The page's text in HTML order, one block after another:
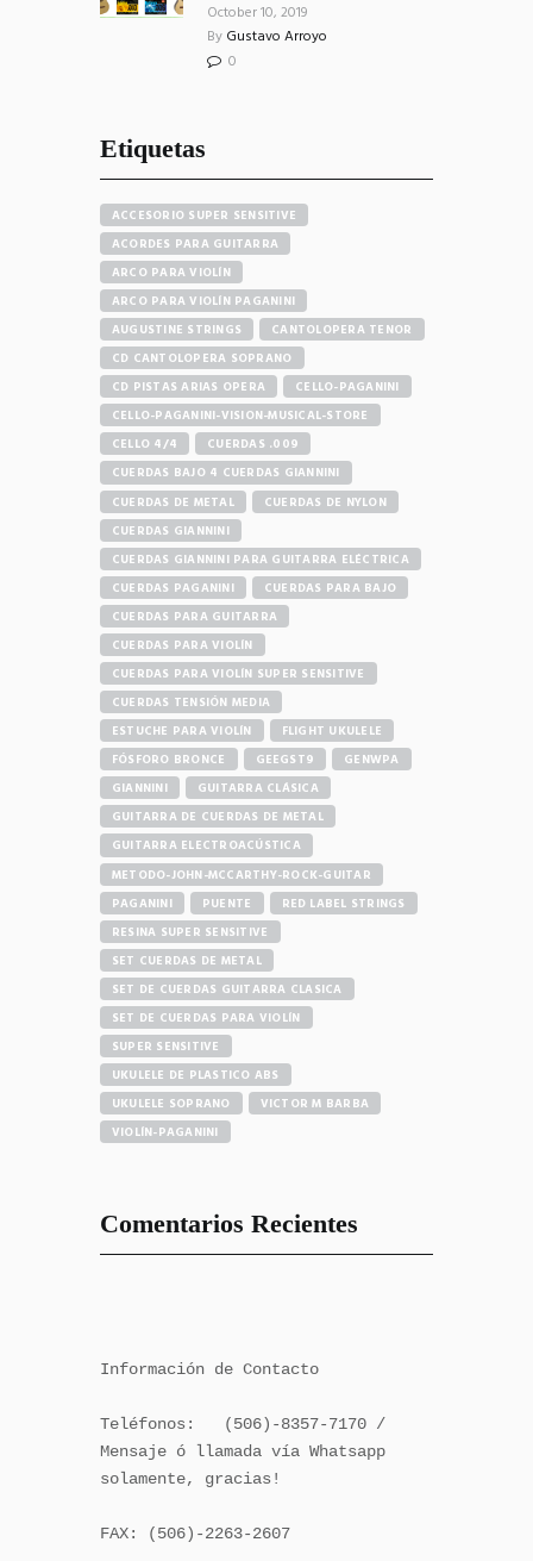
October 10, 2019
By Gustavo Arroyo
0
Etiquetas
ACCESORIO SUPER SENSITIVE
ACORDES PARA GUITARRA
ARCO PARA VIOLÍN
ARCO PARA VIOLÍN PAGANINI
AUGUSTINE STRINGS
CANTOLOPERA TENOR
CD CANTOLOPERA SOPRANO
CD PISTAS ARIAS OPERA
CELLO-PAGANINI
CELLO-PAGANINI-VISION-MUSICAL-STORE
CELLO 4/4
CUERDAS .009
CUERDAS BAJO 4 CUERDAS GIANNINI
CUERDAS DE METAL
CUERDAS DE NYLON
CUERDAS GIANNINI
CUERDAS GIANNINI PARA GUITARRA ELÉCTRICA
CUERDAS PAGANINI
CUERDAS PARA BAJO
CUERDAS PARA GUITARRA
CUERDAS PARA VIOLÍN
CUERDAS PARA VIOLÍN SUPER SENSITIVE
CUERDAS TENSIÓN MEDIA
ESTUCHE PARA VIOLÍN
FLIGHT UKULELE
FÓSFORO BRONCE
GEEGST9
GENWPA
GIANNINI
GUITARRA CLÁSICA
GUITARRA DE CUERDAS DE METAL
GUITARRA ELECTROACÚSTICA
METODO-JOHN-MCCARTHY-ROCK-GUITAR
PAGANINI
PUENTE
RED LABEL STRINGS
RESINA SUPER SENSITIVE
SET CUERDAS DE METAL
SET DE CUERDAS GUITARRA CLASICA
SET DE CUERDAS PARA VIOLÍN
SUPER SENSITIVE
UKULELE DE PLASTICO ABS
UKULELE SOPRANO
VICTOR M BARBA
VIOLÍN-PAGANINI
Comentarios Recientes
Información de Contacto
Teléfonos:   (506)-8357-7170 /
Mensaje ó llamada vía Whatsapp
solamente, gracias!
FAX: (506)-2263-2607